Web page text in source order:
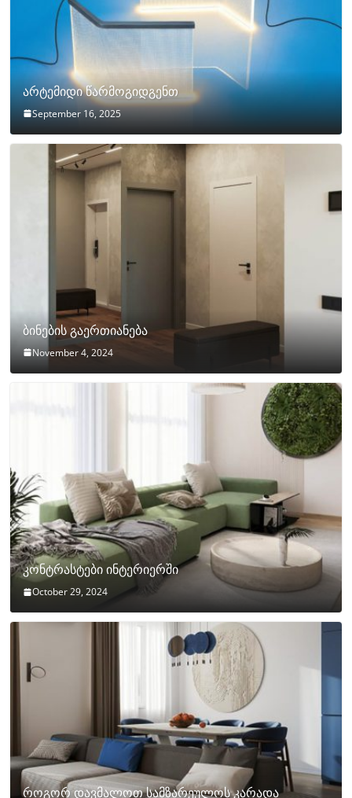
არტემიდი წარმოგიდგენთ
September 16, 2025
ბინების გაერთიანება
November 4, 2024
კონტრასტები ინტერიერში
October 29, 2024
როგორ დავმალოთ სამზარეულოს კარადა